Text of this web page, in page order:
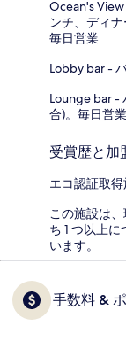
Ocean's
ンチ、ディ
毎日営業
Lobby bar -
Lounge bar -
合)。毎日営業
受賞歴と加
エコ認証取得
この施設は
ち 1 つ以上
います。
手数料 &